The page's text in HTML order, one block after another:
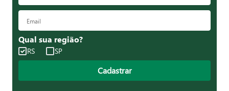
Qual sua região?
RS SP
Cadastrar